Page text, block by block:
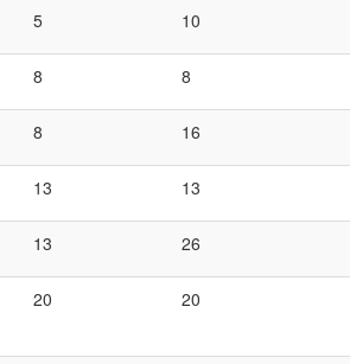
5 10
8 8
8 16
13 13
13 26
20 20